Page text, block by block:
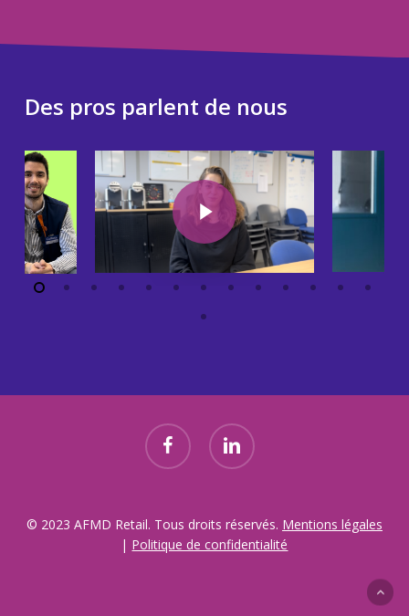
Des pros parlent de nous
Play Video
facebook linkedin
© 2023 AFMD Retail. Tous droits réservés. Mentions légales
| Politique de confidentialité